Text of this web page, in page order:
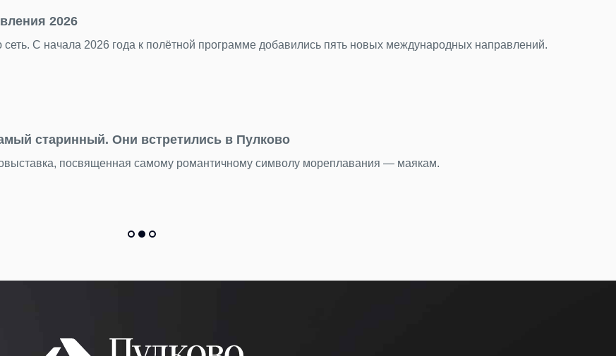
«Нечего смотреть» — самый несправедливый миф о столице Турции
22.07.2026